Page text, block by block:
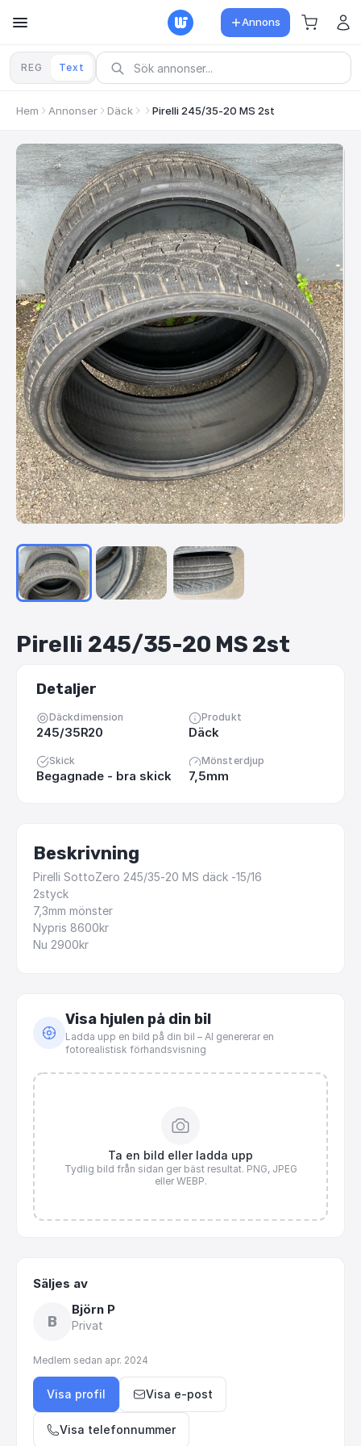
Annons
REG Text
Hem Annonser Däck Pirelli 245/35-20 MS 2st
Pirelli 245​/​35-20 MS 2st
Detaljer
Däckdimension
245/35R20
Produkt
Däck
Skick
Begagnade - bra skick
Mönsterdjup
7,5mm
Beskrivning
Pirelli SottoZero 245​/​35-20 MS däck -15​/​16
2styck
7,3mm mönster
Nypris 8600kr
Nu 2900kr
Visa hjulen på din bil
Ladda upp en bild på din bil – AI genererar en
fotorealistisk förhandsvisning
Ta en bild eller ladda upp
Tydlig bild från sidan ger bäst resultat. PNG, JPEG
eller WEBP.
Säljes av
B
Björn P
Privat
Medlem sedan apr. 2024
Visa profil Visa e-post
Visa telefonnummer